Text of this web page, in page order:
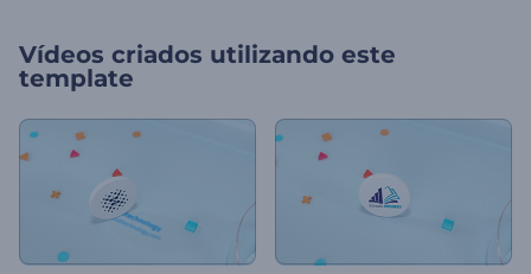
Vídeos criados utilizando este
template